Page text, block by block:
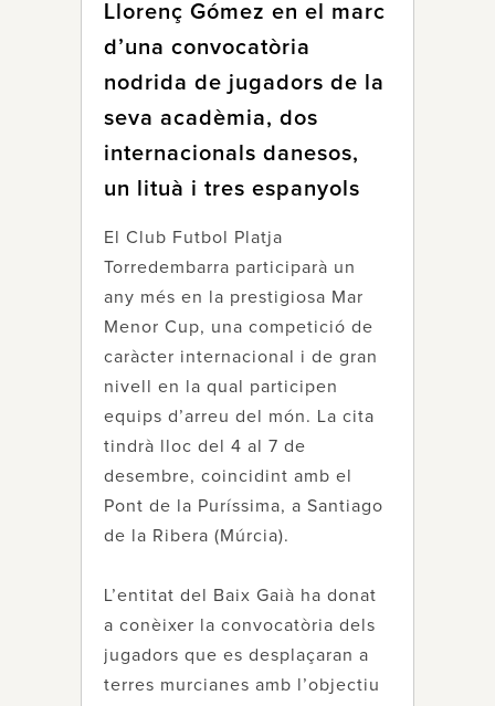
Llorenç Gómez en el marc
d’una convocatòria
nodrida de jugadors de la
seva acadèmia, dos
internacionals danesos,
un lituà i tres espanyols
El Club Futbol Platja
Torredembarra participarà un
any més en la prestigiosa Mar
Menor Cup, una competició de
caràcter internacional i de gran
nivell en la qual participen
equips d’arreu del món. La cita
tindrà lloc del 4 al 7 de
desembre, coincidint amb el
Pont de la Puríssima, a Santiago
de la Ribera (Múrcia).
L’entitat del Baix Gaià ha donat
a conèixer la convocatòria dels
jugadors que es desplaçaran a
terres murcianes amb l’objectiu